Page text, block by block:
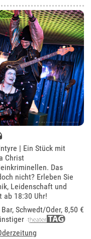
| Ein Stück mit
Christ
Das
nicht? Erleben Sie
Leidenschaft und
ab 18:30 Uhr!
Schwedt/Oder, 8,50 €